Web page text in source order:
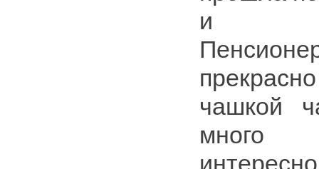
и
чашкой
много